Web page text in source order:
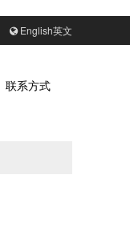
English英文
联系方式